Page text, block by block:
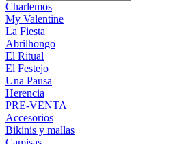
Charlemos
My Valentine
La Fiesta
Abrilhongo
El Ritual
El Festejo
Una Pausa
Herencia
PRE-VENTA
Accesorios
Bikinis y mallas